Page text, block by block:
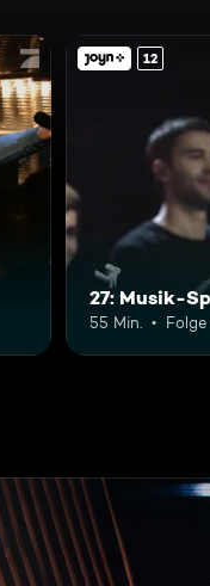
12
27: Musik-
55 Min.